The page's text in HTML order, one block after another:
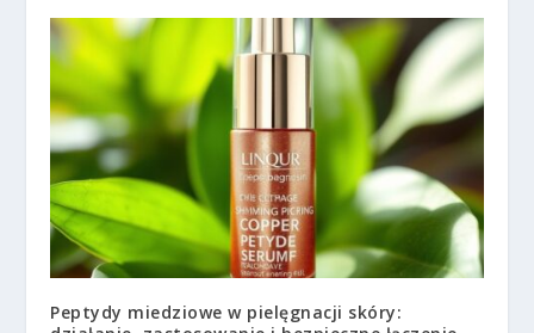
Peptydy miedziowe w pielęgnacji skóry: